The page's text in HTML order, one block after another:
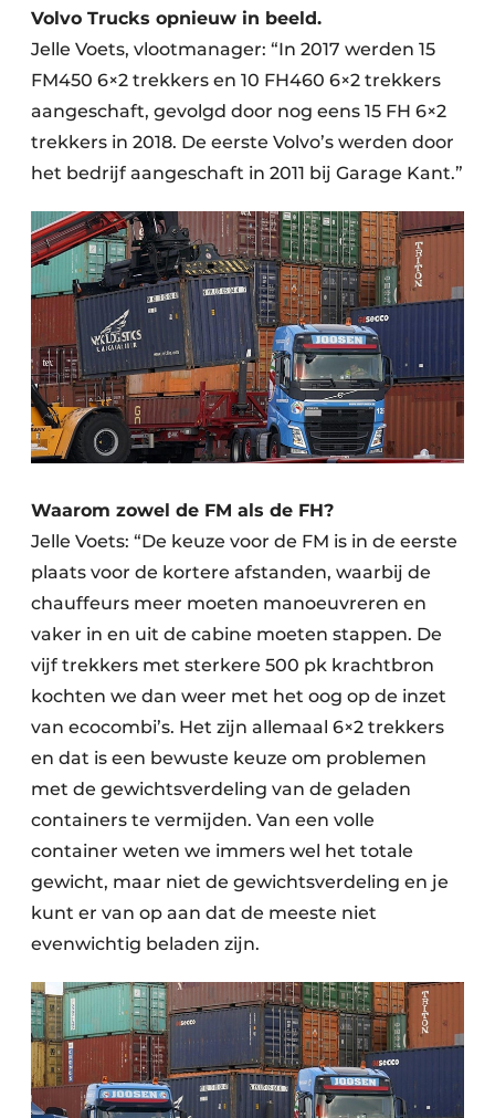
Volvo Trucks opnieuw in beeld.
Jelle Voets, vlootmanager: “In 2017 werden 15
FM450 6×2 trekkers en 10 FH460 6×2 trekkers
aangeschaft, gevolgd door nog eens 15 FH 6×2
trekkers in 2018. De eerste Volvo’s werden door
het bedrijf aangeschaft in 2011 bij Garage Kant.”
Waarom zowel de FM als de FH?
Jelle Voets: “De keuze voor de FM is in de eerste
plaats voor de kortere afstanden, waarbij de
chauffeurs meer moeten manoeuvreren en
vaker in en uit de cabine moeten stappen. De
vijf trekkers met sterkere 500 pk krachtbron
kochten we dan weer met het oog op de inzet
van ecocombi’s. Het zijn allemaal 6×2 trekkers
en dat is een bewuste keuze om problemen
met de gewichtsverdeling van de geladen
containers te vermijden. Van een volle
container weten we immers wel het totale
gewicht, maar niet de gewichtsverdeling en je
kunt er van op aan dat de meeste niet
evenwichtig beladen zijn.